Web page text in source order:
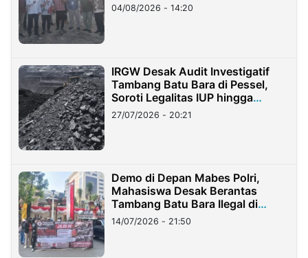
04/08/2026 - 14:20
IRGW Desak Audit Investigatif
Tambang Batu Bara di Pessel,
Soroti Legalitas IUP hingga
Stockpile
27/07/2026 - 20:21
Demo di Depan Mabes Polri,
Mahasiswa Desak Berantas
Tambang Batu Bara Ilegal di
Lampung
14/07/2026 - 21:50